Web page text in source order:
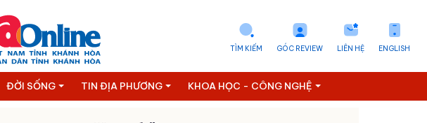
ENGLISH
LIÊN HỆ
GÓC REVIEW
TÌM KIẾM
ĐỜI SỐNG TIN ĐỊA PHƯƠNG KHOA HỌC - CÔNG NGHỆ